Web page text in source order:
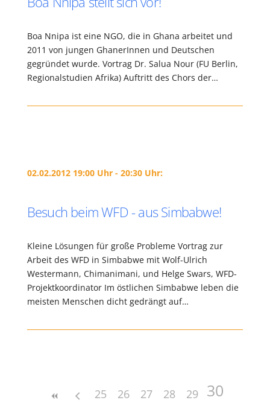
Boa Nnipa ist eine NGO, die in Ghana arbeitet und
2011 von jungen GhanerInnen und Deutschen
gegründet wurde. Vortrag Dr. Salua Nour (FU Berlin,
Regionalstudien Afrika) Auftritt des Chors der…
02.02.2012 19:00 Uhr - 20:30 Uhr:
Besuch beim WFD - aus Simbabwe!
Kleine Lösungen für große Probleme Vortrag zur
Arbeit des WFD in Simbabwe mit Wolf-Ulrich
Westermann, Chimanimani, und Helge Swars, WFD-
Projektkoordinator Im östlichen Simbabwe leben die
meisten Menschen dicht gedrängt auf…
25 26 27 28 29 30